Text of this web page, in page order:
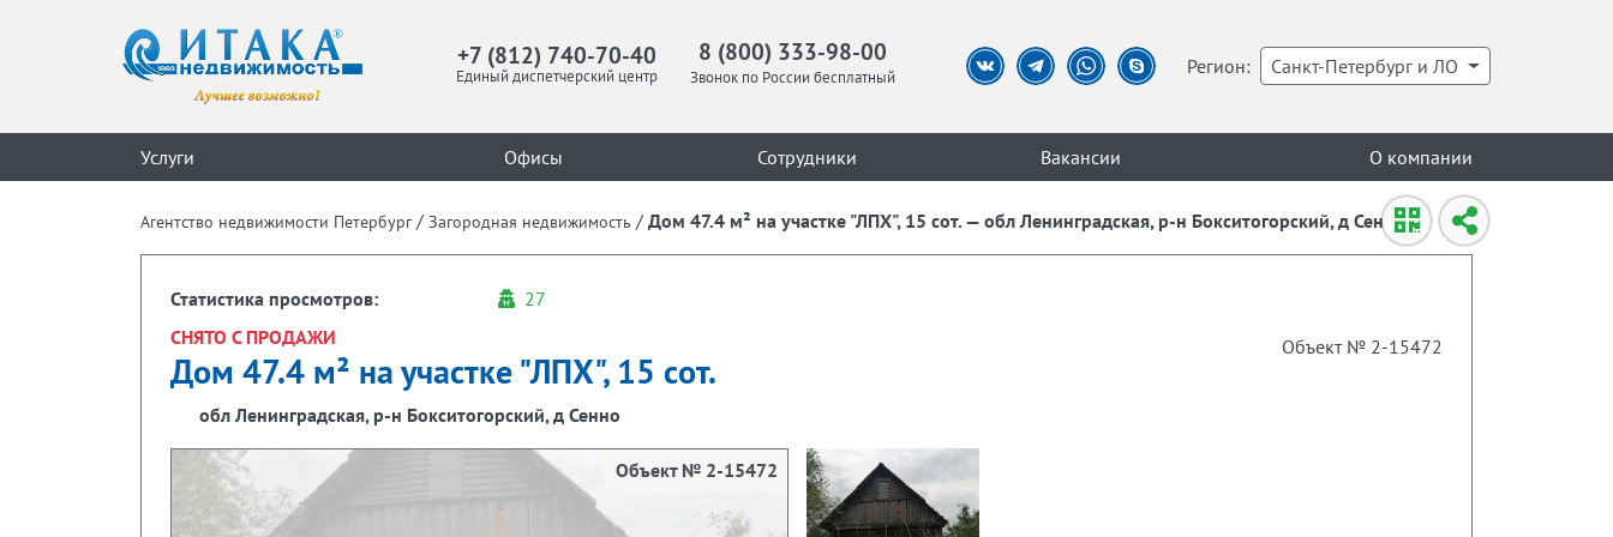
+7 (812) 740-70-40
Единый диспетчерский центр
8 (800) 333-98-00
Звонок по России бесплатный Регион: Санкт-Петербург и ЛО
Услуги Офисы Сотрудники Вакансии О компании
Агентство недвижимости Петербург / Загородная недвижимость / Дом 47.4 м² на участке "ЛПХ", 15 сот. — обл Ленинградская, р-н Бокситогорский, д Сенно
Статистика просмотров:
27
СНЯТО С ПРОДАЖИ
Дом 47.4 м² на участке "ЛПХ", 15 сот.
Объект № 2-15472
обл Ленинградская, р-н Бокситогорский, д Сенно
Объект № 2-15472